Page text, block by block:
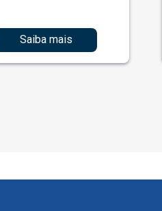
Saiba mais